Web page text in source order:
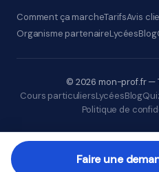
Faire une
Comment ça marcheTarifsAvis
Organisme partenaireLycéesBlog
© 2026 mon-prof.fr —
Cours particuliersLycéesBlog
Politique de